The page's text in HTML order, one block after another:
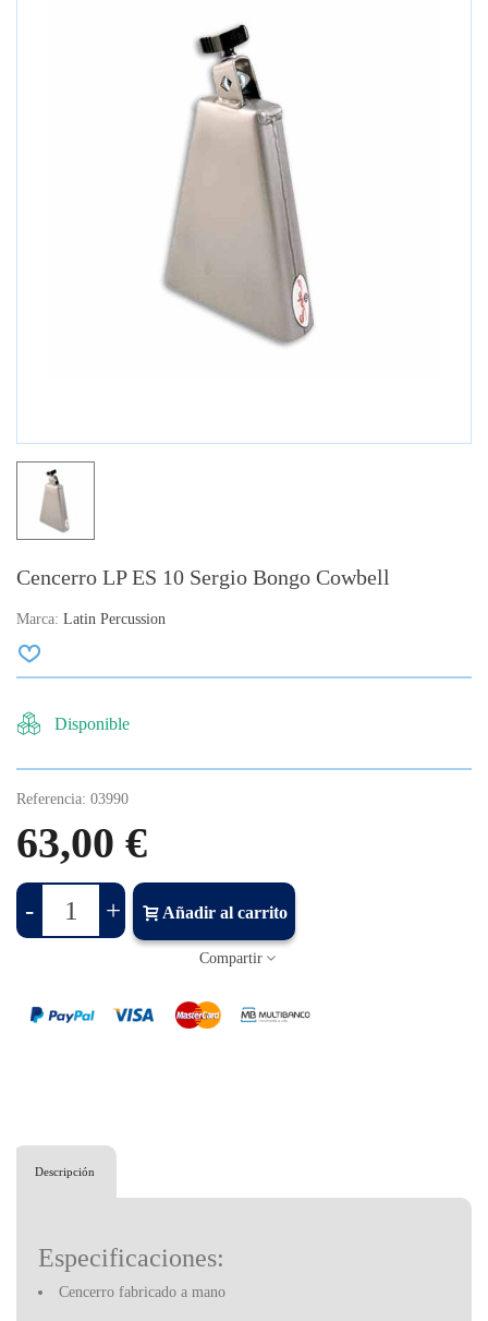
Cencerro LP ES 10 Sergio Bongo Cowbell
Marca: Latin Percussion
Disponible
Referencia: 03990
63,00 €
- + Añadir al carrito
Compartir
Descripción
Especificaciones:
Cencerro fabricado a mano